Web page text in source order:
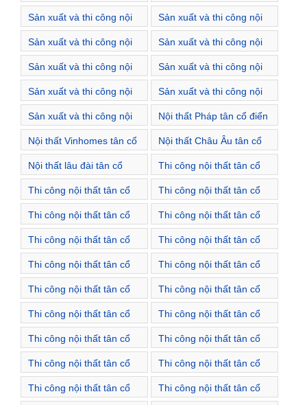
cư Hà Nội
thất Royal City Hà Nội
Sản xuất và thi công nội
thất Times City Hà Nội
Sản xuất và thi công nội
thất Vinhomes Gardenia
Hà Nội
Sản xuất và thi công nội
thất Vinhomes Green Bay
Hà Nội
Sản xuất và thi công nội
thất Vinhomes Metropolis
Hà Nội
Sản xuất và thi công nội
thất Vinhomes Riverside -
The Harmony Hà Nội
Sản xuất và thi công nội
thất Vinhomes Riverside
Hà Nội
Sản xuất và thi công nội
thất Vinhomes Skylake
Hà Nội
Sản xuất và thi công nội
thất Vinhomes Thăng
Long Hà Nội
Sản xuất và thi công nội
thất Vinhomes West Point
Hà Nội
Nội thất Pháp tân cổ điển
Nội thất Vinhomes tân cổ
điển
Nội thất Châu Âu tân cổ
điển
Nội thất lâu đài tân cổ
điển
Thi công nội thất tân cổ
điển Thị trấn Kim Bài
Thi công nội thất tân cổ
điển Xã Bình Minh
Thi công nội thất tân cổ
điển Xã Bích Hòa
Thi công nội thất tân cổ
điển Xã Cao Dương
Thi công nội thất tân cổ
điển Xã Cao Viên
Thi công nội thất tân cổ
điển Xã Cự Khê
Thi công nội thất tân cổ
điển Xã Dân Hòa
Thi công nội thất tân cổ
điển Xã Hồng Dương
Thi công nội thất tân cổ
điển Xã Kim An
Thi công nội thất tân cổ
điển Xã Kim Thư
Thi công nội thất tân cổ
điển Xã Liên Châu
Thi công nội thất tân cổ
điển Xã Mỹ Hưng
Thi công nội thất tân cổ
điển Xã Phương Trung
Thi công nội thất tân cổ
điển Xã Tam Hưng
Thi công nội thất tân cổ
điển Xã Tân Ước
Thi công nội thất tân cổ
điển Xã Thanh Cao
Thi công nội thất tân cổ
điển Xã Thanh Mai
Thi công nội thất tân cổ
điển Xã Thanh Thùy
Thi công nội thất tân cổ
điển Xã Thanh Văn